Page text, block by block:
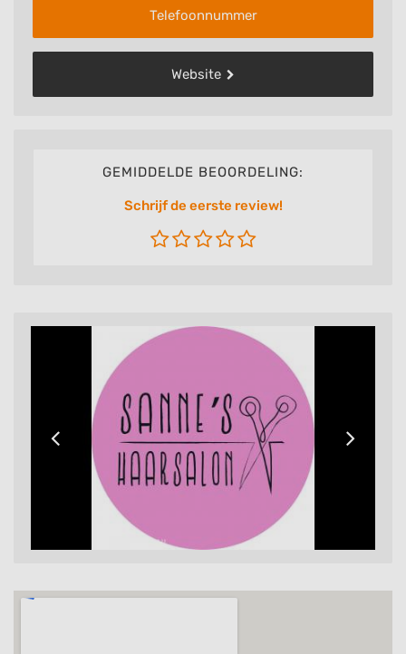
Telefoonnummer
Website
GEMIDDELDE BEOORDELING:
Schrijf de eerste review!